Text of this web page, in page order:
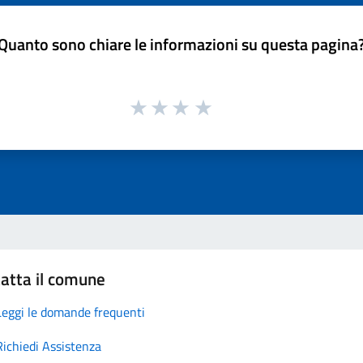
sono chiare le informazioni su questa
il comune
le domande frequenti
Assistenza